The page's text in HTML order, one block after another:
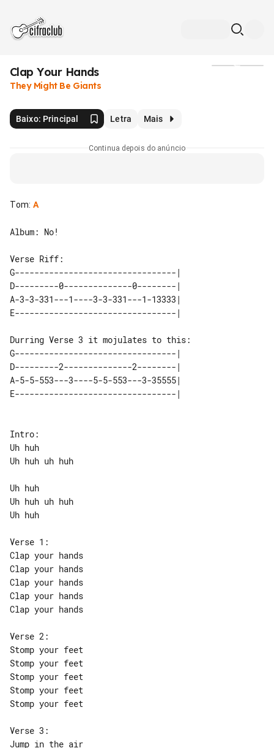
Clap Your Hands
They Might Be Giants
Baixo: Principal Letra Mais
Continua depois do anúncio
Tom: A
Album: No!
Verse Riff:
G---------------------------------|
D---------0--------------0--------|
A-3-3-331---1----3-3-331---1-13333|
E---------------------------------|
Durring Verse 3 it mojulates to this:
G---------------------------------|
D---------2--------------2--------|
A-5-5-553---3----5-5-553---3-35555|
E---------------------------------|
Intro:
Uh huh
Uh huh uh huh
Uh huh
Uh huh uh huh
Uh huh
Verse 1:
Clap your hands
Clap your hands
Clap your hands
Clap your hands
Clap your hands
Verse 2:
Stomp your feet
Stomp your feet
Stomp your feet
Stomp your feet
Stomp your feet
Verse 3:
Jump in the air